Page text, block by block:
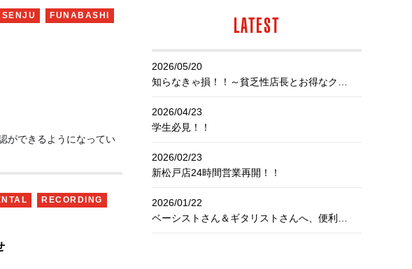
FUNABASHI
ができるようになってい
い。
RECORDING
LATEST
2026/05/20
2026/04/23
学生必見！！
2026/02/23
新松戸店24時間営業再開！！
2026/01/22